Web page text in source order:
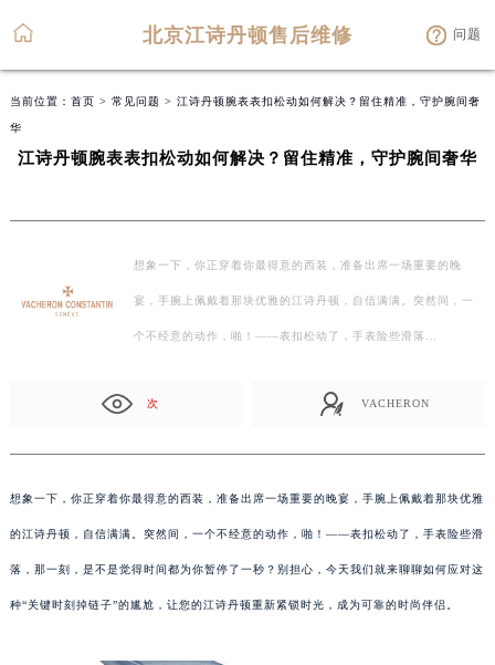
北京江诗丹顿售后维修 问题
当前位置： 首页 > 常见问题 > 江诗丹顿腕表表扣松动如何解决？留住精准，守护腕间奢
华
江诗丹顿腕表表扣松动如何解决？留住精准，守护腕间奢华
想象一下，你正穿着你最得意的西装，准备出席一场重要的晚
宴，手腕上佩戴着那块优雅的江诗丹顿，自信满满。突然间，一
个不经意的动作，啪！——表扣松动了，手表险些滑落…
次 VACHERON
想象一下，你正穿着你最得意的西装，准备出席一场重要的晚宴，手腕上佩戴着那块优雅
的江诗丹顿，自信满满。突然间，一个不经意的动作，啪！——表扣松动了，手表险些滑
落，那一刻，是不是觉得时间都为你暂停了一秒？别担心，今天我们就来聊聊如何应对这
种“关键时刻掉链子”的尴尬，让您的江诗丹顿重新紧锁时光，成为可靠的时尚伴侣。